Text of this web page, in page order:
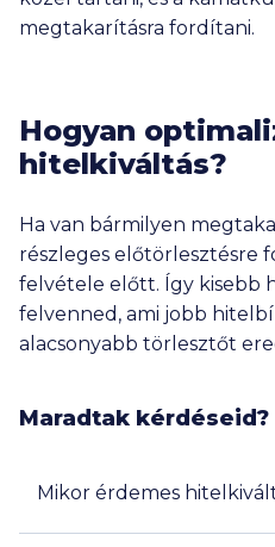
megtakarításra fordítani.
Hogyan
hitelkiváltás?
Ha van bármilyen
részleges előtörlesztésre
felvétele előtt. Így kisebb
felvenned, ami jobb
alacsonyabb törlesztőt
Maradtak kérdéseid?
Mikor érdemes